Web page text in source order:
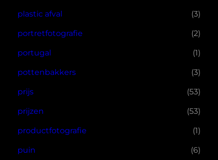
plastic afval (3)
portretfotografie (2)
portugal (1)
pottenbakkers (3)
prijs (53)
prijzen (53)
productfotografie (1)
puin (6)